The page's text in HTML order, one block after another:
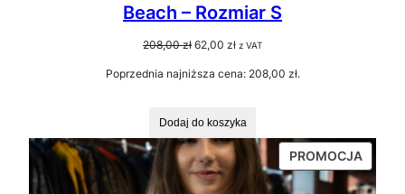
Beach – Rozmiar S
208,00zł Pierwotna
wynosiła:
62,00 złAktualna
wynosi:
z VAT
Poprzednia najniższa cena: 208,00 zł.
Dodaj do koszyka
PROMOCJA
W